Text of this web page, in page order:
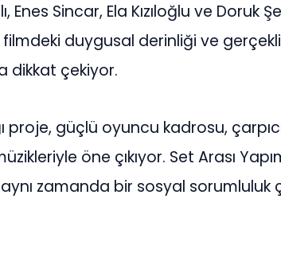
Enes Sincar, Ela Kızıloğlu ve Doruk
duygusal derinliği ve
dikkat çekiyor.
proje, güçlü oyuncu kadrosu,
öne çıkıyor. Set Arası
zamanda bir sosyal sorumluluk